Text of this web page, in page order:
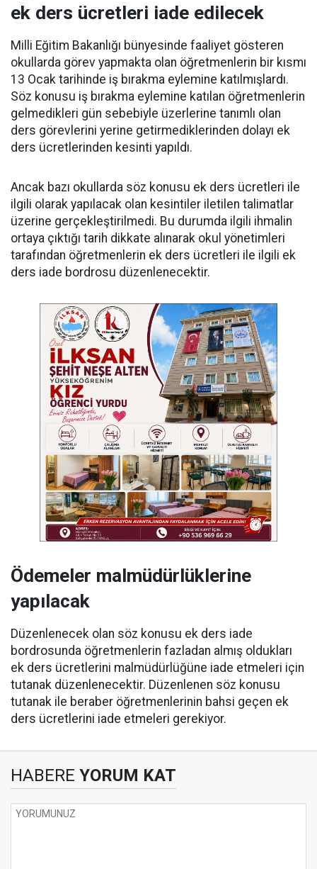
ek ders ücretleri iade edilecek
Milli Eğitim Bakanlığı bünyesinde faaliyet gösteren
okullarda görev yapmakta olan öğretmenlerin bir kısmı
13 Ocak tarihinde iş bırakma eylemine katılmışlardı.
Söz konusu iş bırakma eylemine katılan öğretmenlerin
gelmedikleri gün sebebiyle üzerlerine tanımlı olan
ders görevlerini yerine getirmediklerinden dolayı ek
ders ücretlerinden kesinti yapıldı.
Ancak bazı okullarda söz konusu ek ders ücretleri ile
ilgili olarak yapılacak olan kesintiler iletilen talimatlar
üzerine gerçekleştirilmedi. Bu durumda ilgili ihmalin
ortaya çıktığı tarih dikkate alınarak okul yönetimleri
tarafından öğretmenlerin ek ders ücretleri ile ilgili ek
ders iade bordrosu düzenlenecektir.
Ödemeler malmüdürlüklerine
yapılacak
Düzenlenecek olan söz konusu ek ders iade
bordrosunda öğretmenlerin fazladan almış oldukları
ek ders ücretlerini malmüdürlüğüne iade etmeleri için
tutanak düzenlenecektir. Düzenlenen söz konusu
tutanak ile beraber öğretmenlerinin bahsi geçen ek
ders ücretlerini iade etmeleri gerekiyor.
HABERE YORUM KAT